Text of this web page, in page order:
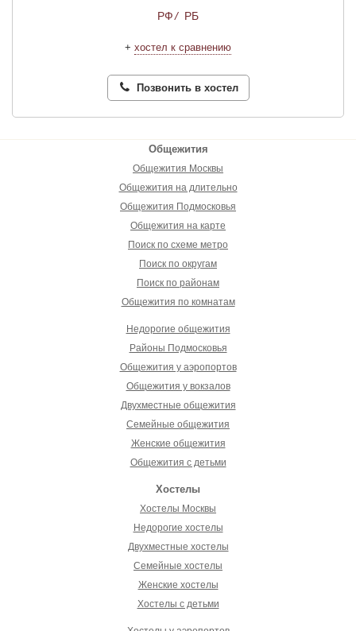
РФ/ РБ
+ хостел к сравнению
Позвонить в хостел
Общежития
Общежития Москвы
Общежития на длительно
Общежития Подмосковья
Общежития на карте
Поиск по схеме метро
Поиск по округам
Поиск по районам
Общежития по комнатам
Недорогие общежития
Районы Подмосковья
Общежития у аэропортов
Общежития у вокзалов
Двухместные общежития
Семейные общежития
Женские общежития
Общежития с детьми
Хостелы
Хостелы Москвы
Недорогие хостелы
Двухместные хостелы
Семейные хостелы
Женские хостелы
Хостелы с детьми